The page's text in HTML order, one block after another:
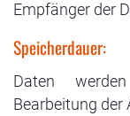
Empfänger der
Speicherdauer:
Daten
Bearbeitung der